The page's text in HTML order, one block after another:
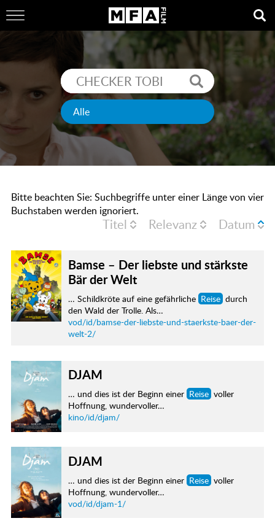
Bitte beachten Sie: Suchbegriffe unter einer Länge von vier
Buchstaben werden ignoriert.
Titel Relevanz Datum
Bamse – Der liebste und stärkste
Bär der Welt
… Schildkröte auf eine gefährliche Reise durch
den Wald der Trolle. Als…
vod/id/bamse-der-liebste-und-staerkste-baer-der-
welt-2/
DJAM
… und dies ist der Beginn einer Reise voller
Hoffnung, wundervoller…
kino/id/djam/
DJAM
… und dies ist der Beginn einer Reise voller
Hoffnung, wundervoller…
vod/id/djam-1/